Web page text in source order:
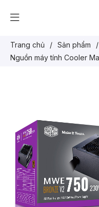
Trang chủ / Sản phẩm /
Nguồn máy tính Cooler